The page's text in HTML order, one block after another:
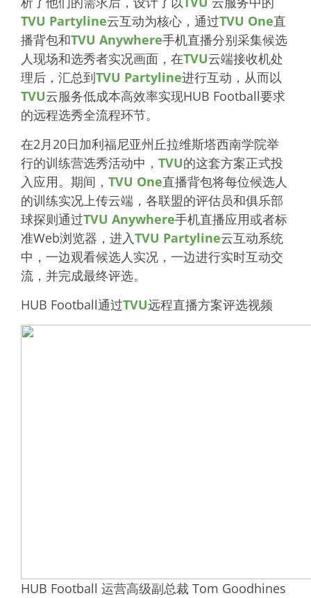
TVU Partyline云互动为核心，通过TVU One直
播背包和TVU Anywhere手机直播分别采集候选
人现场和选秀者实况画面，在TVU云端接收机处
理后，汇总到TVU Partyline进行互动，从而以
TVU云服务低成本高效率实现HUB Football要求
的远程选秀全流程环节。
在2月20日加利福尼亚州丘拉维斯塔西南学院举
行的训练营选秀活动中， TVU的这套方案正式投
入应用。期间， TVU One直播背包将每位候选人
的训练实况上传云端，各联盟的评估员和俱乐部
球探则通过TVU Anywhere手机直播应用或者标
准Web浏览器，进入TVU Partyline云互动系统
中，一边观看候选人实况，一边进行实时互动交
流，并完成最终评选。
HUB Football通过TVU远程直播方案评选视频
HUB Football 运营高级副总裁 Tom Goodhines